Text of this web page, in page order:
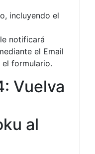
incluyendo el
notificará
el Email
formulario.
Vuelva
al